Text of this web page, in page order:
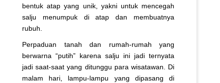
bentuk atap yang unik, yakni untuk mencegah
salju menumpuk di atap dan membuatnya
rubuh.
Perpaduan tanah dan rumah-rumah yang
berwarna “putih” karena salju ini jadi ternyata
jadi saat-saat yang ditunggu para wisatawan. Di
malam hari, lampu-lampu yang dipasang di